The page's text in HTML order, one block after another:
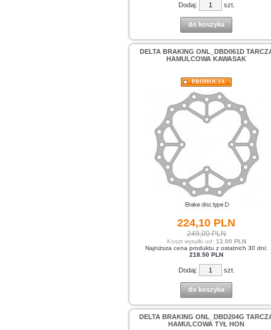
Dodaj: szt.
do koszyka
DELTA BRAKING ONL_DBD061D
HAMULCOWA KAWASAK
PROMOCJA
224,10 PLN
249,00 PLN
Koszt wysyłki od: 12.00 PLN
Najniższa cena produktu z ostatnich 30 dni:
218.50 PLN
Dodaj: szt.
do koszyka
DELTA BRAKING ONL_DBD204G
HAMULCOWA TYŁ HON